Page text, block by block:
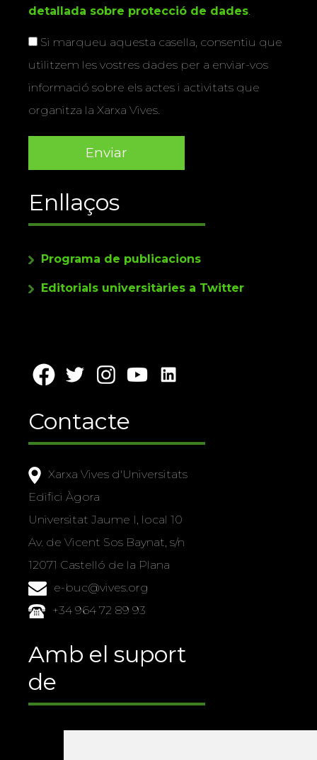
detallada sobre protecció de dades.
Si marqueu aquesta casella, consentiu que
utilitzem les vostres dades per a enviar-vos
informació sobre els actes i activitats que
organitza la Xarxa Vives.
Enllaços
Programa de publicacions
Editorials universitàries a Twitter
Contacte
Xarxa Vives d'Universitats
Edifici Àgora
Universitat Jaume I, local 10
Av. de Vicent Sos Baynat, s/n
12071 Castelló de la Plana
e-buc@vives.org
+34 964 72 89 93
Amb el suport
de